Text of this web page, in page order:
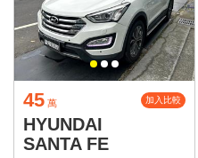
45 萬 加入比較
HYUNDAI
SANTA FE